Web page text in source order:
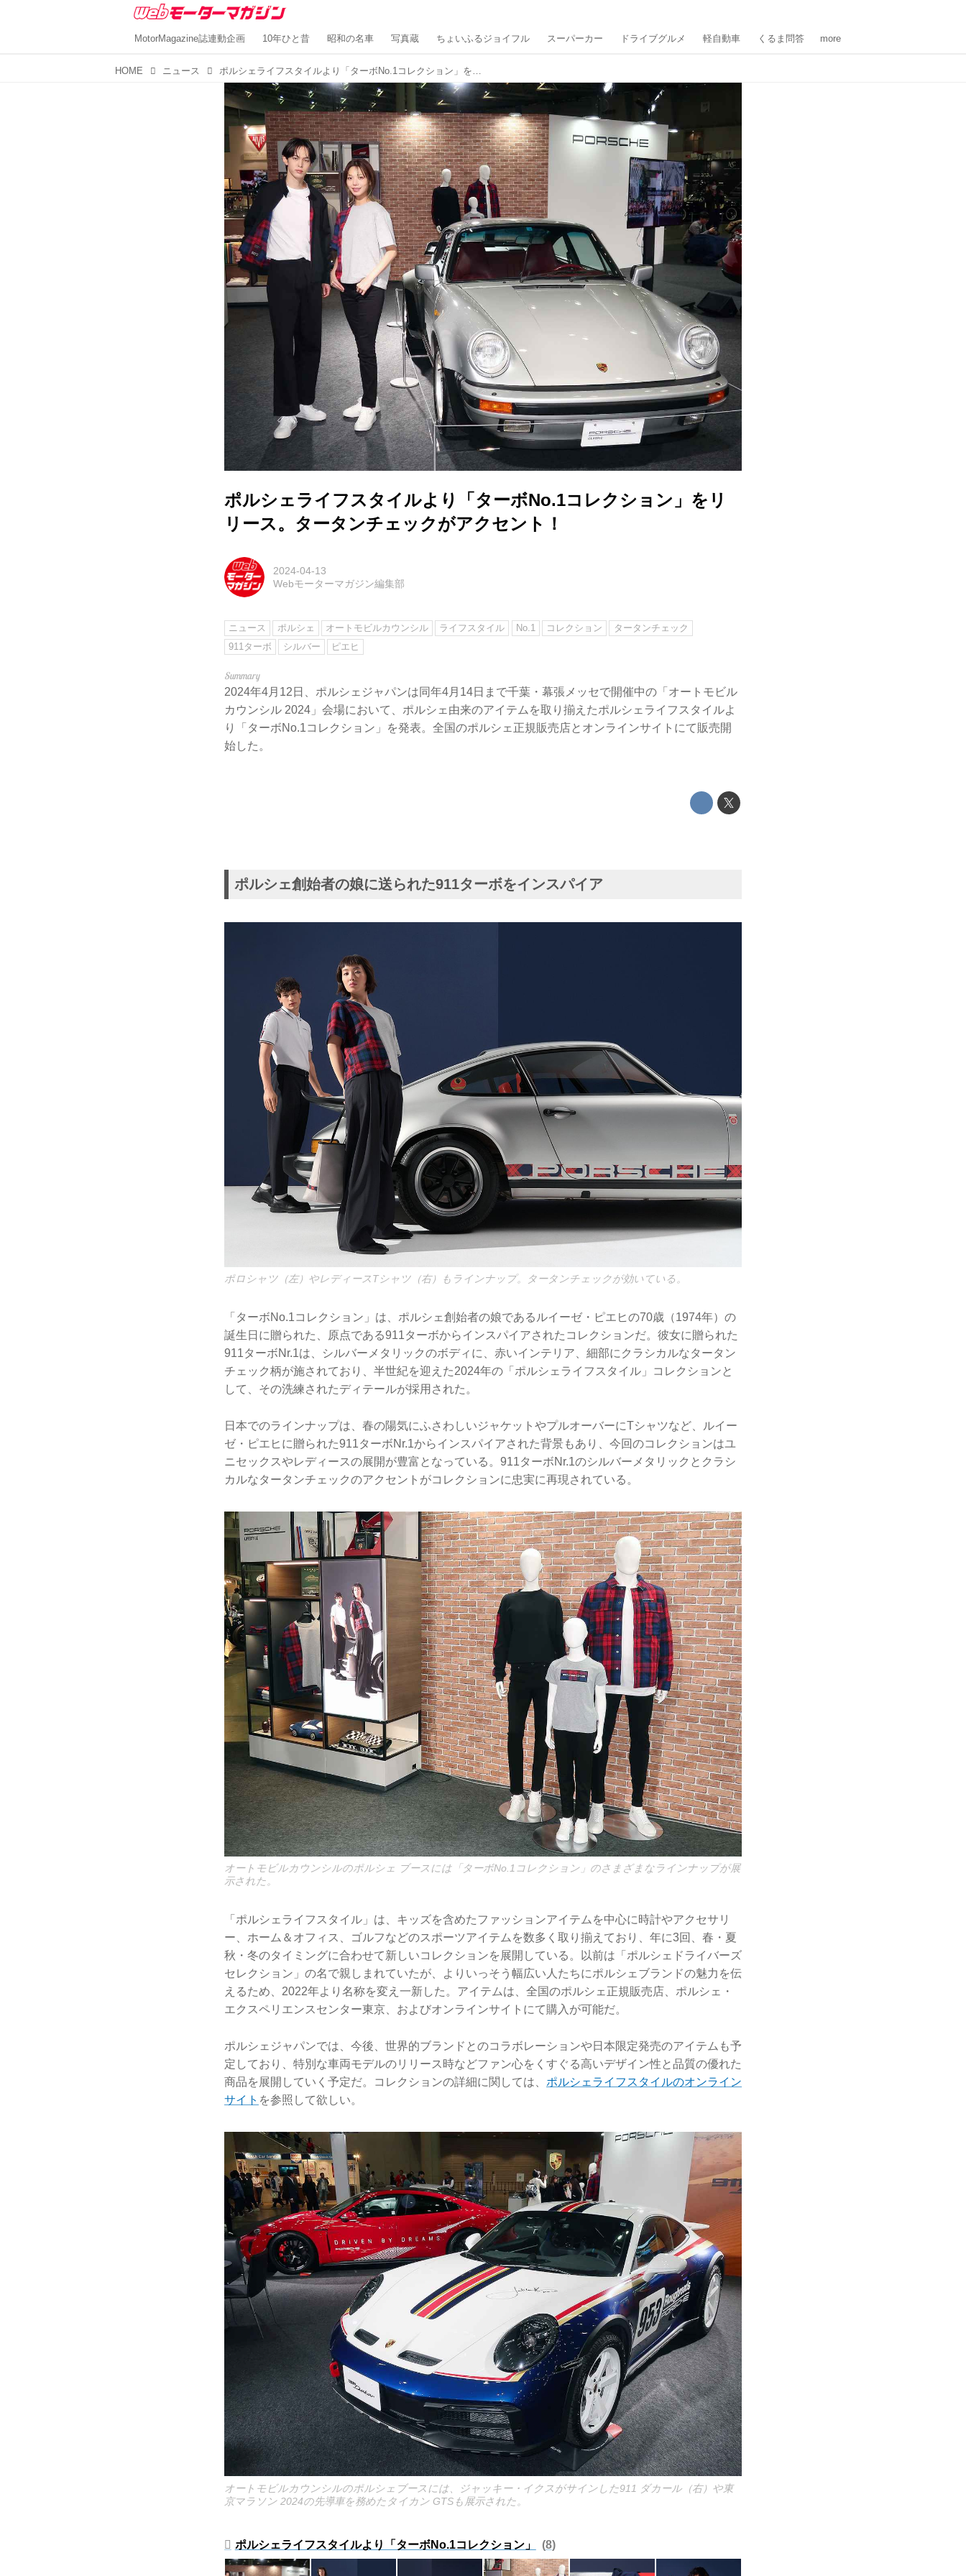
MotorMagazine誌連動企画 10年ひと昔 昭和の名車 写真蔵 ちょいふるジョイフル スーパーカー ドライブグルメ 軽自動車 くるま問答 more
HOME ニュース ポルシェライフスタイルより「ターボNo.1コレクション」をリリース。タータンチェックがアクセント！
ポルシェライフスタイルより「ターボNo.1コレクション」をリ
リース。タータンチェックがアクセント！
2024-04-13
Webモーターマガジン編集部
ニュース ポルシェ オートモビルカウンシル ライフスタイル No.1 コレクション
タータンチェック
911ターボ
シルバー ピエヒ
2024年4月12日、ポルシェジャパンは同年4月14日まで千葉・幕張メッセで開催中の「オートモビル
カウンシル 2024」会場において、ポルシェ由来のアイテムを取り揃えたポルシェライフスタイルよ
り「ターボNo.1コレクション」を発表。全国のポルシェ正規販売店とオンラインサイトにて販売開
始した。
ポルシェ創始者の娘に送られた911ターボをインスパイア
ポロシャツ（左）やレディースTシャツ（右）もラインナップ。タータンチェックが効いている。
「ターボNo.1コレクション」は、ポルシェ創始者の娘であるルイーゼ・ピエヒの70歳（1974年）の
誕生日に贈られた、原点である911ターボからインスパイアされたコレクションだ。彼女に贈られた
911ターボNr.1は、シルバーメタリックのボディに、赤いインテリア、細部にクラシカルなタータン
チェック柄が施されており、半世紀を迎えた2024年の「ポルシェライフスタイル」コレクションと
して、その洗練されたディテールが採用された。
日本でのラインナップは、春の陽気にふさわしいジャケットやプルオーバーにTシャツなど、ルイー
ゼ・ピエヒに贈られた911ターボNr.1からインスパイアされた背景もあり、今回のコレクションはユ
ニセックスやレディースの展開が豊富となっている。911ターボNr.1のシルバーメタリックとクラシ
カルなタータンチェックのアクセントがコレクションに忠実に再現されている。
オートモビルカウンシルのポルシェ ブースには「ターボNo.1コレクション」のさまざまなラインナップが展
示された。
「ポルシェライフスタイル」は、キッズを含めたファッションアイテムを中心に時計やアクセサリ
ー、ホーム＆オフィス、ゴルフなどのスポーツアイテムを数多く取り揃えており、年に3回、春・夏
秋・冬のタイミングに合わせて新しいコレクションを展開している。以前は「ポルシェドライバーズ
セレクション」の名で親しまれていたが、よりいっそう幅広い人たちにポルシェブランドの魅力を伝
えるため、2022年より名称を変え一新した。アイテムは、全国のポルシェ正規販売店、ポルシェ・
エクスペリエンスセンター東京、およびオンラインサイトにて購入が可能だ。
ポルシェジャパンでは、今後、世界的ブランドとのコラボレーションや日本限定発売のアイテムも予
定しており、特別な車両モデルのリリース時などファン心をくすぐる高いデザイン性と品質の優れた
商品を展開していく予定だ。コレクションの詳細に関しては、 ポルシェライフスタイルのオンライン
サイト を参照して欲しい。
オートモビルカウンシルのポルシェブースには、ジャッキー・イクスがサインした911 ダカール（右）や東
京マラソン 2024の先導車を務めたタイカン GTSも展示された。
ポルシェライフスタイルより「ターボNo.1コレクション」 8